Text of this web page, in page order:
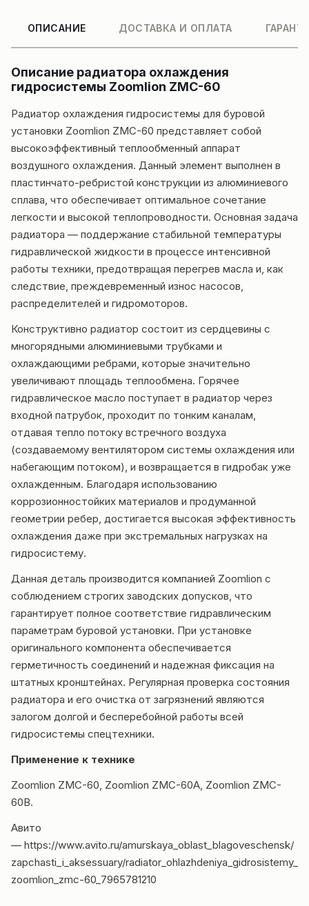
ОПИСАНИЕ ДОСТАВКА И ОПЛАТА
Описание радиатора охлаждения
гидросистемы Zoomlion ZMC-60
Радиатор охлаждения гидросистемы для буровой
установки Zoomlion ZMC-60 представляет собой
высокоэффективный теплообменный аппарат
воздушного охлаждения. Данный элемент выполнен в
пластинчато-ребристой конструкции из алюминиевого
сплава, что обеспечивает оптимальное сочетание
легкости и высокой теплопроводности. Основная задача
радиатора — поддержание стабильной температуры
гидравлической жидкости в процессе интенсивной
работы техники, предотвращая перегрев масла и, как
следствие, преждевременный износ насосов,
распределителей и гидромоторов.
Конструктивно радиатор состоит из сердцевины с
многорядными алюминиевыми трубками и
охлаждающими ребрами, которые значительно
увеличивают площадь теплообмена. Горячее
гидравлическое масло поступает в радиатор через
входной патрубок, проходит по тонким каналам,
отдавая тепло потоку встречного воздуха
(создаваемому вентилятором системы охлаждения или
набегающим потоком), и возвращается в гидробак уже
охлажденным. Благодаря использованию
коррозионностойких материалов и продуманной
геометрии ребер, достигается высокая эффективность
охлаждения даже при экстремальных нагрузках на
гидросистему.
Данная деталь производится компанией Zoomlion с
соблюдением строгих заводских допусков, что
гарантирует полное соответствие гидравлическим
параметрам буровой установки. При установке
оригинального компонента обеспечивается
герметичность соединений и надежная фиксация на
штатных кронштейнах. Регулярная проверка состояния
радиатора и его очистка от загрязнений являются
залогом долгой и бесперебойной работы всей
гидросистемы спецтехники.
Применение к технике
Zoomlion ZMC-60, Zoomlion ZMC-60A, Zoomlion ZMC-
60B.
Авито
— https://www.avito.ru/amurskaya_oblast_blagoveschensk/
zapchasti_i_aksessuary/radiator_ohlazhdeniya_gidrosistemy_
zoomlion_zmc-60_7965781210